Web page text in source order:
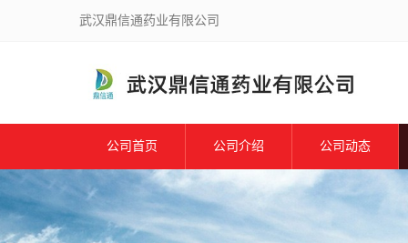
武汉鼎信通药业有限公司
公司首页 公司介绍 公司动态